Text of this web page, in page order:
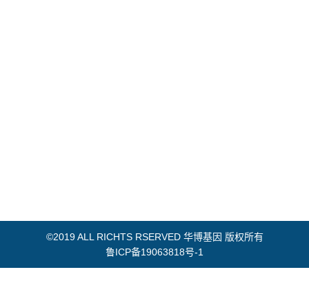
©2019 ALL RICHTS RSERVED 华博基因 版权所有
鲁ICP备19063818号-1